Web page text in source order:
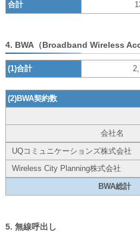
合計
4. BWA（Broadband Wireless
(1)合計
(2)BWA契約数
会社名
UQコミュニケーションズ株式会社
Wireless City Planning株式会社
BWA総計
5. 無線呼出し